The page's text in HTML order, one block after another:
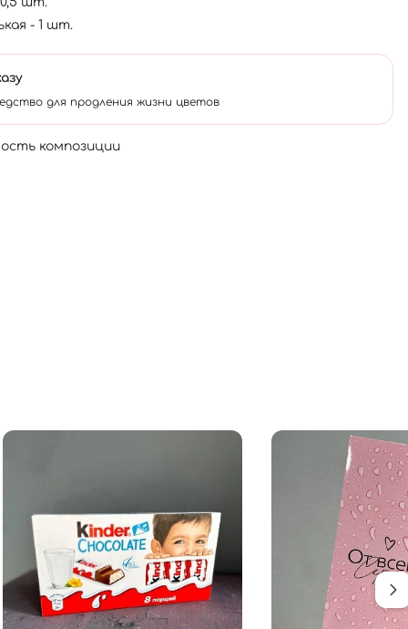
- 1 шт.
для продления жизни цветов
композиции